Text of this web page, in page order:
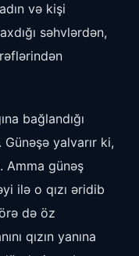
və kişi
səhvlərdən,
bağlandığı
yalvarır ki,
Amma günəş
ilə o qızı əridib
də öz
qızın yanına